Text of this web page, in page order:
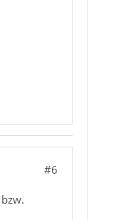
#6